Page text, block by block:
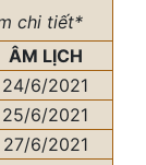
chi tiết*
ÂM LỊCH
24/6/2021
25/6/2021
27/6/2021